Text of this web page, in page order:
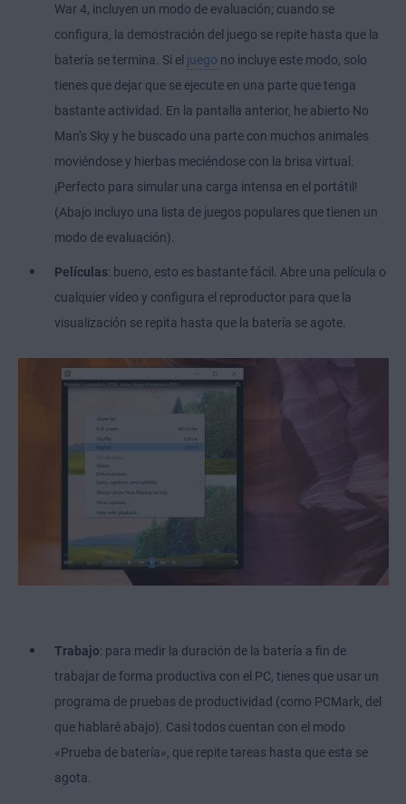
War 4, incluyen un modo de evaluación; cuando se
configura, la demostración del juego se repite hasta que la
batería se termina. Si el juego no incluye este modo, solo
tienes que dejar que se ejecute en una parte que tenga
bastante actividad. En la pantalla anterior, he abierto No
Man’s Sky y he buscado una parte con muchos animales
moviéndose y hierbas meciéndose con la brisa virtual.
¡Perfecto para simular una carga intensa en el portátil!
(Abajo incluyo una lista de juegos populares que tienen un
modo de evaluación).
Películas: bueno, esto es bastante fácil. Abre una película o
cualquier vídeo y configura el reproductor para que la
visualización se repita hasta que la batería se agote.
Trabajo: para medir la duración de la batería a fin de
trabajar de forma productiva con el PC, tienes que usar un
programa de pruebas de productividad (como PCMark, del
que hablaré abajo). Casi todos cuentan con el modo
«Prueba de batería», que repite tareas hasta que esta se
agota.